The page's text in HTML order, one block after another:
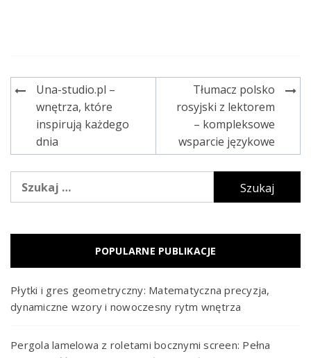
Nawigacja
wpisu
Una-studio.pl –
wnętrza, które
inspirują każdego
dnia
Tłumacz polsko
rosyjski z lektorem
– kompleksowe
wsparcie językowe
Szukaj:
POPULARNE PUBLIKACJE
Płytki i gres geometryczny: Matematyczna precyzja,
dynamiczne wzory i nowoczesny rytm wnętrza
Pergola lamelowa z roletami bocznymi screen: Pełna